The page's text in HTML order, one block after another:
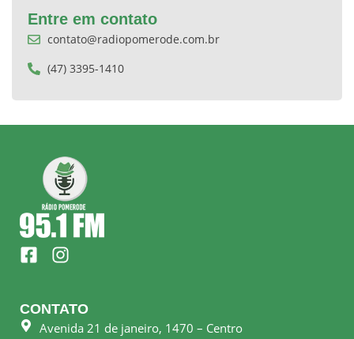
Entre em contato
contato@radiopomerode.com.br
(47) 3395-1410
F
a
e
b
I
n
t
a
CONTATO
Avenida 21 de janeiro, 1470 – Centro